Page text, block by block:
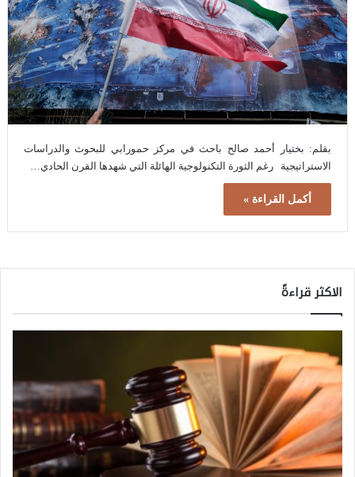
بقلم: بختيار أحمد صالح باحث في مركز حمورابي للبحوث والدراسات
الاستراتيجية رغم الثورة التكنولوجية الهائلة التي شهدها القرن الحادي…
أكمل القراءة »
الاكثر قراءةً